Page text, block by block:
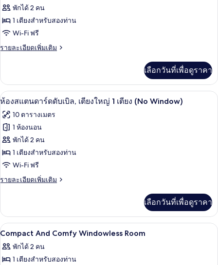
ของ
ห้อง
สแตนดาร์ด
ดับเบิล,
ใหญ่
เตียง
พักได้ 2 คน
1 เตียงสำหรับสองท่าน
Wi-Fi ฟรี
รายละเอียดเพิ่มเติม
ราย
เกี่ยว
กับ
ห้อง
ดับเบิล,
เตียง
ใหญ่
เตียง
เลือกวันที่เพื่อดูราคา
เปิด
ภาพถ่าย
ทั้งหมด
ของ
ห้อง
สแตนดาร์ด
ดับเบิล,
ใหญ่
เตียง
(No
Window)
ห้องเก็บเสียง, Wi-Fi ฟรี, ผ้าปูที่นอน
14
ห้องสแตนดาร์ดดับเบิล, เตียงใหญ่ 1 เตียง (No Window)
10 ตารางเมตร
1 ห้องนอน
พักได้ 2 คน
1 เตียงสำหรับสองท่าน
Wi-Fi ฟรี
รายละเอียดเพิ่มเติม
ราย
เกี่ยว
กับ
ห้อง
สแตนดาร์ด
ดับเบิล,
เตียง
เลือกวันที่เพื่อดูราคา
เปิด
ภาพถ่าย
ทั้งหมด
28
Compact And Comfy Windowless Room
พักได้ 2 คน
1 เตียงสำหรับสองท่าน